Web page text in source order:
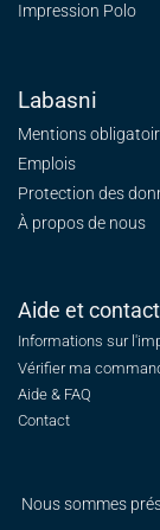
Impression Polo
Labasni
Mentions
Emplois
Protection des
À propos de nous
Aide et contact
Informations sur
Vérifier ma
Aide & FAQ
Contact
Nous sommes